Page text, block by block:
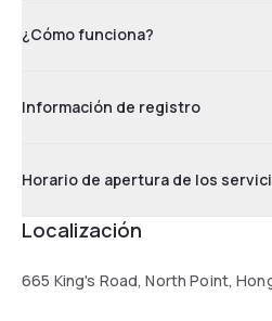
¿Cómo funciona?
Información de registro
Horario de apertura de los
Localización
665 King's Road, North Point,